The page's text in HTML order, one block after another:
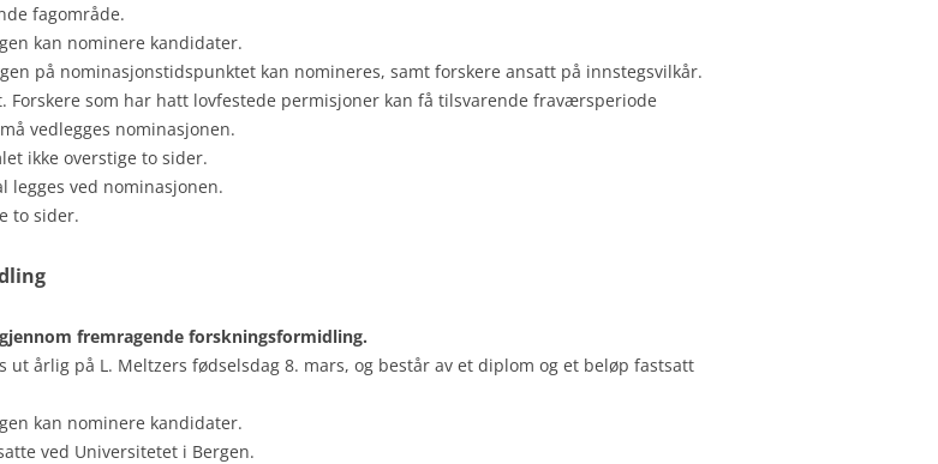
fagområde.
kan nominere kandidater.
på nominasjonstidspunktet kan nomineres, samt forskere ansatt på innstegsvilkår.
som har hatt lovfestede permisjoner kan få tilsvarende fraværsperiode
vedlegges nominasjonen.
ikke overstige to sider.
legges ved nominasjonen.
to sider.
fremragende forskningsformidling.
årlig på L. Meltzers fødselsdag 8. mars, og består av et diplom og et beløp fastsatt
kan nominere kandidater.
ved Universitetet i Bergen.